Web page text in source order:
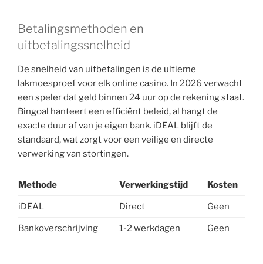
Betalingsmethoden en
uitbetalingssnelheid
De snelheid van uitbetalingen is de ultieme
lakmoesproef voor elk online casino. In 2026 verwacht
een speler dat geld binnen 24 uur op de rekening staat.
Bingoal hanteert een efficiënt beleid, al hangt de
exacte duur af van je eigen bank. iDEAL blijft de
standaard, wat zorgt voor een veilige en directe
verwerking van stortingen.
Methode Verwerkingstijd Kosten
iDEAL Direct Geen
Bankoverschrijving 1-2 werkdagen Geen